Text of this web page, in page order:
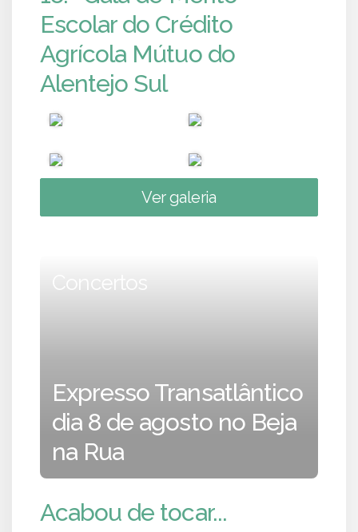
Escolar do Crédito
Agrícola Mútuo do
Alentejo Sul
Ver galeria
Concertos
Expresso Transatlântico
dia 8 de agosto no Beja
na Rua
Acabou de tocar...